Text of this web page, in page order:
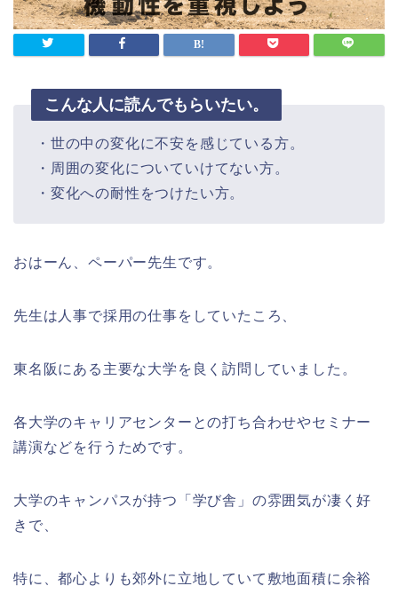
こんな人に読んでもらいたい。
・世の中の変化に不安を感じている方。
・周囲の変化についていけてない方。
・変化への耐性をつけたい方。
おはーん、ペーパー先生です。
先生は人事で採用の仕事をしていたころ、
東名阪にある主要な大学を良く訪問していました。
各大学のキャリアセンターとの打ち合わせやセミナー
講演などを行うためです。
大学のキャンパスが持つ「学び舎」の雰囲気が凄く好
きで、
特に、都心よりも郊外に立地していて敷地面積に余裕